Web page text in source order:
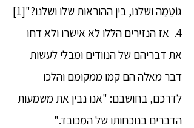
גוֹטַמַה ושלנו, בין ההוראות שלו ושלנו?"[1]
4. אז הנזירים הללו לא אישרו ולא דחו
את דבריהם של הנוודים ומבלי לעשות
דבר מאלה הם קמו ממקומם והלכו
לדרכם, בחושבם: "אנו נבין את משמעות
הדברים בנוכחותו של המכובד."